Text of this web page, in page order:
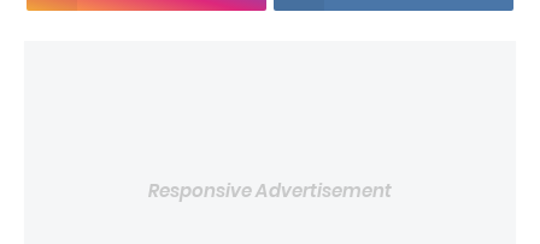
Responsive Advertisement